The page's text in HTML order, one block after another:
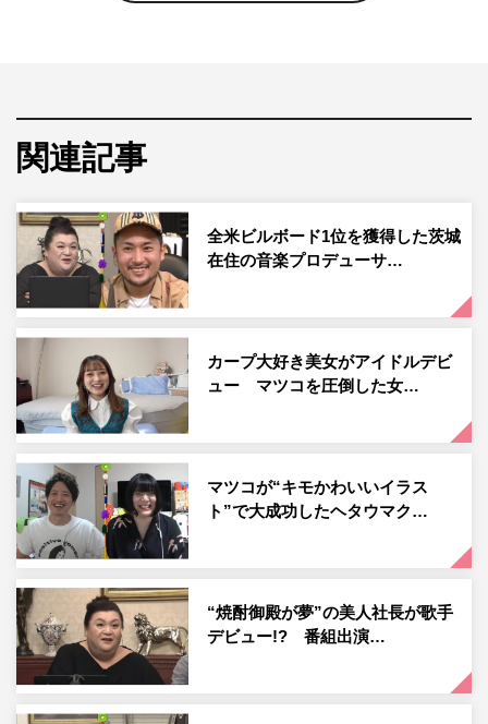
いうちに食べてる時があるの。体が本当に求めてるんだと
思う。アイスって心の安らぎにもつながっている食べ物だ
また、現在のアイスクリームにつながる松本の大学時代の
偏食エピソードに「それは知らなかったわ」と驚くマツ
コ。最後に実際に松本が作ったこだわりのアイスを試食す
る。
続いては、元サッカー日本代表の鈴木啓太さん。2000年
に18歳で浦和レッズに入団。スタミナに定評のあるミッド
中村俊輔をはじめとする黄金世代と共に活躍し、6年前に
34歳で現役を引退。その後、起業家に転身した。
その事業内容は、アスリートたちのうんちを集めて研究
し、サプリメントや食材の開発をするというもの。早速マ
ツコは「実はね、これ成功されたらすごいことになる気が
する」と興味津々。「腸内菌ってあいつらやばいのよ、ほ
んとは…それによって起こってる現象っていっぱいあるの
よ」とマツコが言うと、鈴木も「まさにおっしゃるとおり
関連記事
全米ビルボード1位を獲得した茨城
在住の音楽プロデューサ…
カープ大好き美女がアイドルデビ
ュー マツコを圧倒した女…
マツコが“キモかわいいイラス
ト”で大成功したヘタウマク…
“焼酎御殿が夢”の美人社長が歌手
デビュー!? 番組出演…